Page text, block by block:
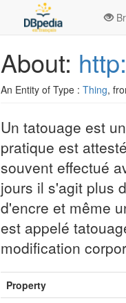
About:
An Entity of Type : Thing,
Un tatouage est
pratique est
souvent effectué
jours il s'agit plus
d'encre et même
est appelé
modification
Property